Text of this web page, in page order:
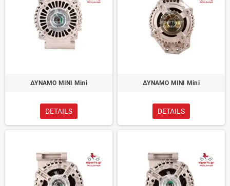
ΔΥΝΑΜΟ MINI Mini
DETAILS
ΔΥΝΑΜΟ MINI Mini
DETAILS